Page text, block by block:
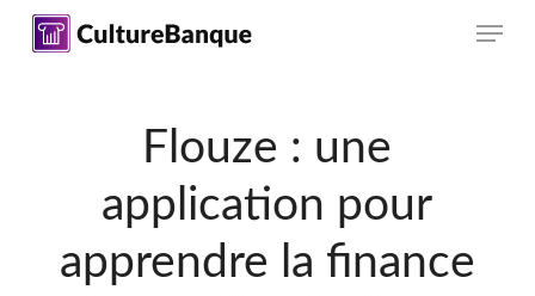
Skip
Menu
Flouze : une
application pour
apprendre la finance